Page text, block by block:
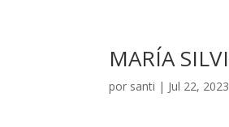
MARÍA
por santi | Jul 22, 2023